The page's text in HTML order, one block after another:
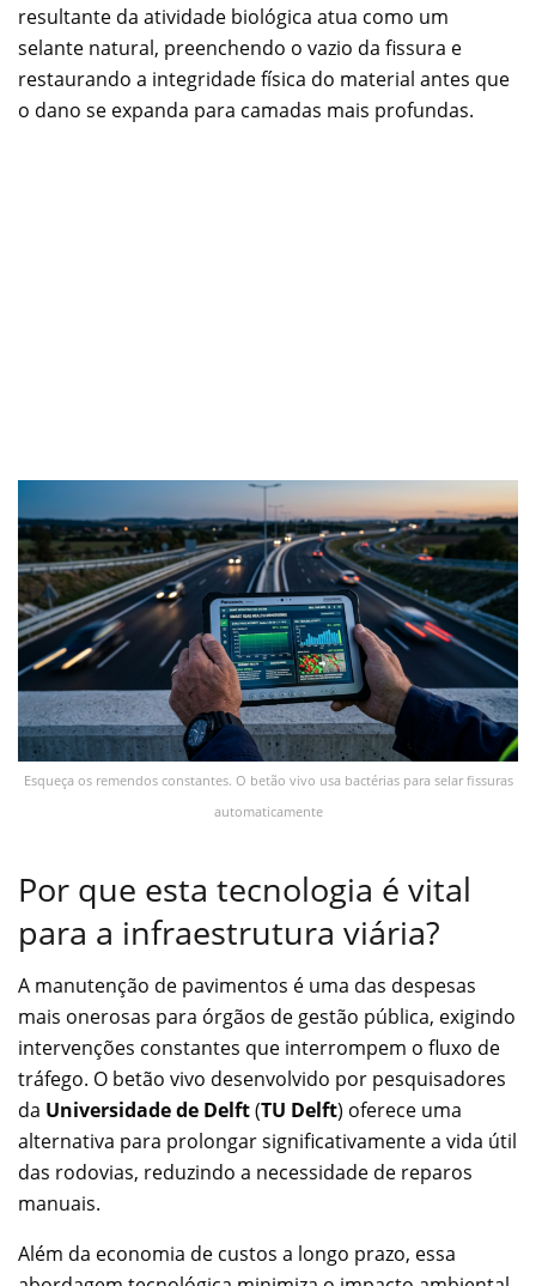
resultante da atividade biológica atua como um
selante natural, preenchendo o vazio da fissura e
restaurando a integridade física do material antes que
o dano se expanda para camadas mais profundas.
Esqueça os remendos constantes. O betão vivo usa bactérias para selar fissuras
automaticamente
Por que esta tecnologia é vital
para a infraestrutura viária?
A manutenção de pavimentos é uma das despesas
mais onerosas para órgãos de gestão pública, exigindo
intervenções constantes que interrompem o fluxo de
tráfego. O betão vivo desenvolvido por pesquisadores
da Universidade de Delft(TU Delft) oferece uma
alternativa para prolongar significativamente a vida útil
das rodovias, reduzindo a necessidade de reparos
manuais.
Além da economia de custos a longo prazo, essa